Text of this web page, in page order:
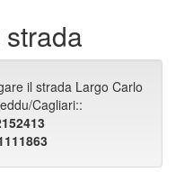
il strada Largo Carlo
Cagliari::